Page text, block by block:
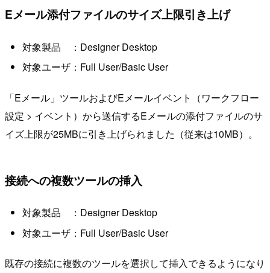
Eメール添付ファイルのサイズ上限引き上げ
対象製品 ：Designer Desktop
対象ユーザ：Full User/Basic User
「Eメール」ツールおよびEメールイベント（ワークフロー
設定 > イベント）から送信するEメールの添付ファイルのサ
イズ上限が25MBに引き上げられました（従来は10MB）。
接続への複数ツールの挿入
対象製品 ：Designer Desktop
対象ユーザ：Full User/Basic User
既存の接続に複数のツールを選択して挿入できるようになり